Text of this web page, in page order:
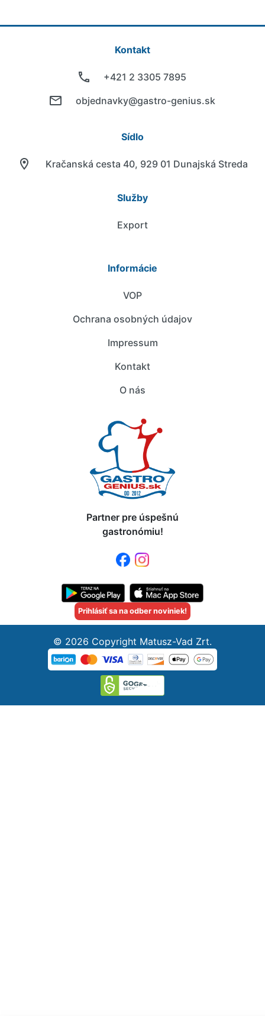
Kontakt
+421 2 3305 7895
objednavky@gastro-genius.sk
Sídlo
Kračanská cesta 40, 929 01 Dunajská Streda
Služby
Export
Informácie
VOP
Ochrana osobných údajov
Impressum
Kontakt
O nás
Partner pre úspešnú
gastronómiu!
Prihlásiť sa na odber noviniek!
© 2026 Copyright Matusz-Vad Zrt.